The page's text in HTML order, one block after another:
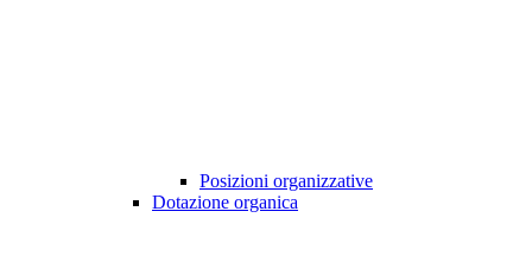
Posizioni organizzative
Dotazione organica